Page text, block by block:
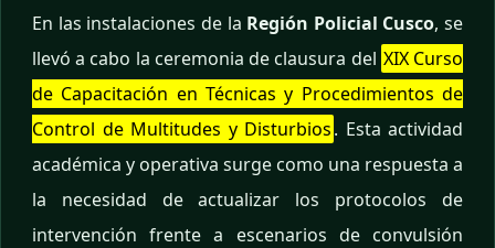
En las instalaciones de la Región Policial Cusco, se
llevó a cabo la ceremonia de clausura del XIX Curso
de Capacitación en Técnicas y Procedimientos de
Control de Multitudes y Disturbios. Esta actividad
académica y operativa surge como una respuesta a
la necesidad de actualizar los protocolos de
intervención frente a escenarios de convulsión